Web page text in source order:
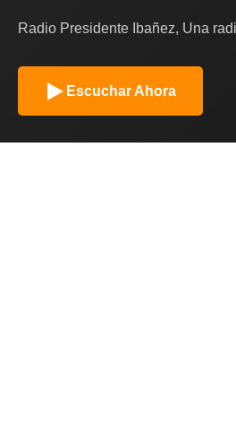
Radio Presidente Ibañez, Una
Escuchar Ahora